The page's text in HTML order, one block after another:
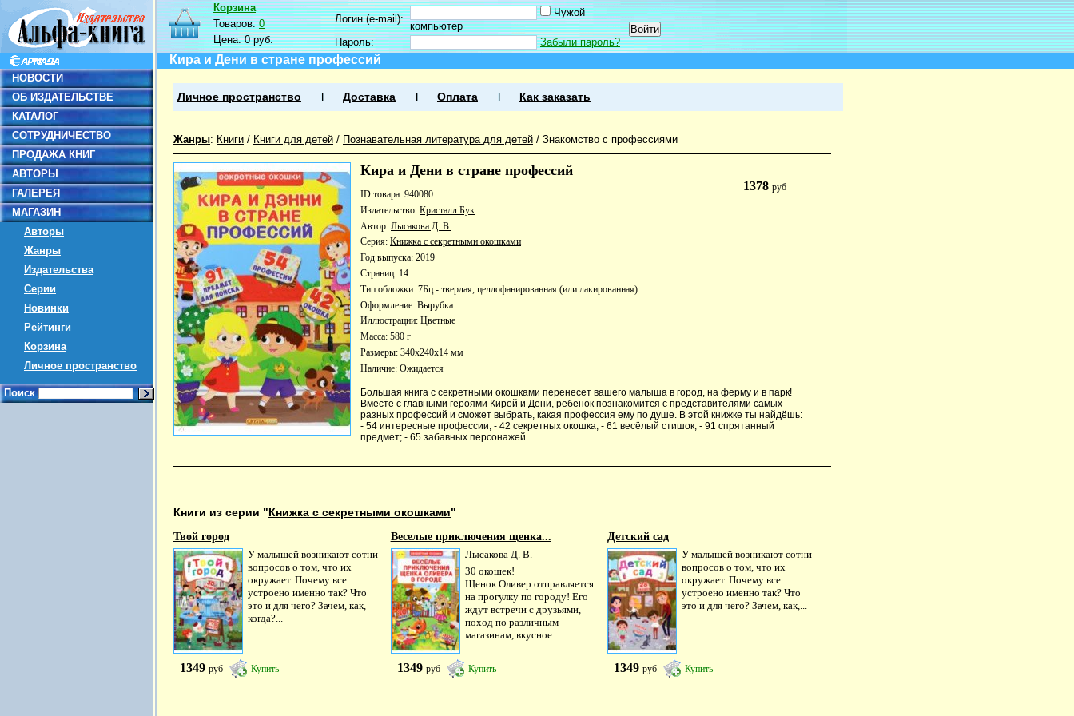
НОВОСТИ
ОБ ИЗДАТЕЛЬСТВЕ
КАТАЛОГ
СОТРУДНИЧЕСТВО
ПРОДАЖА КНИГ
АВТОРЫ
ГАЛЕРЕЯ
МАГАЗИН
Авторы
Жанры
Издательства
Серии
Новинки
Рейтинги
Корзина
Личное пространство
Поиск
Корзина
Товаров:0
Цена:0 руб.
Логин (e-mail):
Чужой
компьютер
Пароль:
Забыли пароль?
Кира и Дени в стране профессий
Личное пространство Доставка Оплата Как заказать
Жанры: Книги / Книги для детей / Познавательная литература для детей / Знакомство с профессиями
Кира и Дени в стране профессий
1378руб
ID товара: 940080
Издательство: Кристалл Бук
Автор: Лысакова Д. В.
Серия: Книжка с секретными окошками
Год выпуска: 2019
Страниц: 14
Тип обложки: 7Бц - твердая, целлофанированная (или лакированная)
Оформление: Вырубка
Иллюстрации: Цветные
Масса: 580 г
Размеры: 340x240x14 мм
Наличие: Ожидается
Большая книга с секретными окошками перенесет вашего малыша в город, на ферму и в парк!
Вместе с главными героями Кирой и Дени, ребенок познакомится с представителями самых
разных профессий и сможет выбрать, какая профессия ему по душе. В этой книжке ты найдёшь:
- 54 интересные профессии; - 42 секретных окошка; - 61 весёлый стишок; - 91 спрятанный
предмет; - 65 забавных персонажей.
Книги из серии "Книжка с секретными окошками"
Твой город
У малышей возникают сотни
вопросов о том, что их
окружает. Почему все
устроено именно так? Что
это и для чего? Зачем, как,
когда?...
1349 руб Купить
Веселые приключения щенка...
Лысакова Д. В.
30 окошек!
Щенок Оливер отправляется
на прогулку по городу! Его
ждут встречи с друзьями,
поход по различным
магазинам, вкусное...
1349 руб Купить
Детский сад
У малышей возникают сотни
вопросов о том, что их
окружает. Почему все
устроено именно так? Что
это и для чего? Зачем, как,...
1349руб Купить